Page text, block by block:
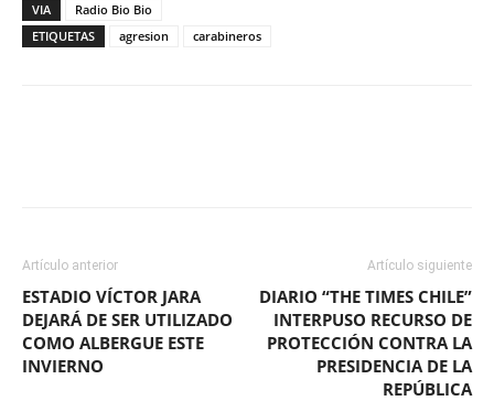
VIA
Radio Bio Bio
ETIQUETAS
agresion carabineros
Artículo anterior
ESTADIO VÍCTOR JARA
DEJARÁ DE SER UTILIZADO
COMO ALBERGUE ESTE
INVIERNO
Artículo siguiente
DIARIO “THE TIMES CHILE”
INTERPUSO RECURSO DE
PROTECCIÓN CONTRA LA
PRESIDENCIA DE LA
REPÚBLICA